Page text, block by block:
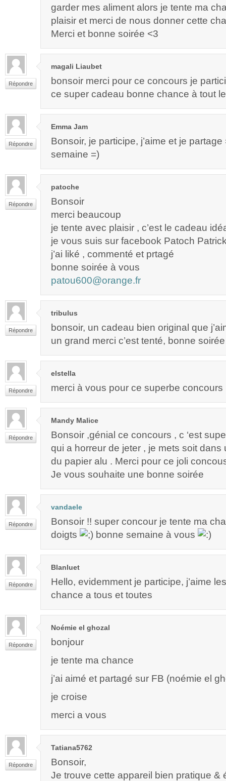
garder mes aliment alors je tente ma
plaisir et merci de nous donner cette
Merci et bonne soirée <3
Répondre
magali Liaubet
bonsoir merci pour ce concours je
ce super cadeau bonne chance à tout
Répondre
Emma Jam
Bonsoir, je participe, j’aime et je
semaine =)
Répondre
patoche
Bonsoir
merci beaucoup
je tente avec plaisir , c’est le cadeau
je vous suis sur facebook Patoch
j’ai liké , commenté et prtagé
bonne soirée à vous
patou600@orange.fr
Répondre
tribulus
bonsoir, un cadeau bien original que
un grand merci c’est tenté, bonne soirée
Répondre
elstella
merci à vous pour ce superbe concours
Répondre
Mandy Malice
Bonsoir ,génial ce concours , c ‘est
qui a horreur de jeter , je mets soit dans
du papier alu . Merci pour ce joli
Je vous souhaite une bonne soirée
Répondre
vandaele
Bonsoir !! super concour je tente ma
doigts
bonne semaine à vous
Répondre
Blanluet
Hello, evidemment je participe, j’aime
chance a tous et toutes
Répondre
Noémie el ghozal
bonjour
je tente ma chance
j’ai aimé et partagé sur FB (noémie el
je croise
merci a vous
Répondre
Tatiana5762
Bonsoir,
Je trouve cette appareil bien pratique &